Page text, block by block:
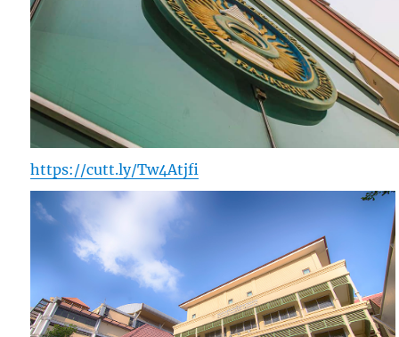
https://cutt.ly/Tw4Atjfi